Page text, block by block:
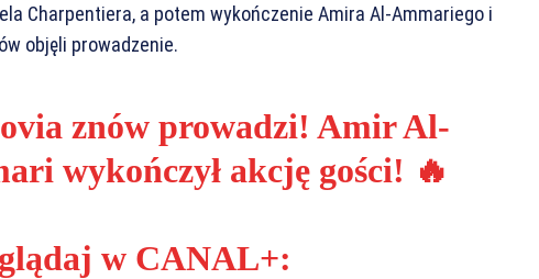
Charpentiera, a potem wykończenie Amira Al-Ammariego i
objęli prowadzenie.
znów prowadzi! Amir Al-
wykończył akcję gości! 🔥
w CANAL+: